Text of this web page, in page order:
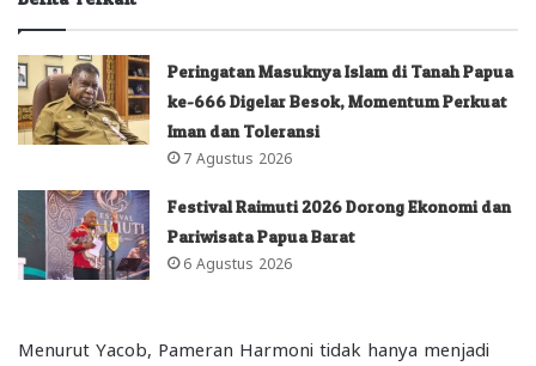
Peringatan Masuknya Islam di Tanah Papua
ke-666 Digelar Besok, Momentum Perkuat
Iman dan Toleransi
7 Agustus 2026
Festival Raimuti 2026 Dorong Ekonomi dan
Pariwisata Papua Barat
6 Agustus 2026
Menurut Yacob, Pameran Harmoni tidak hanya menjadi